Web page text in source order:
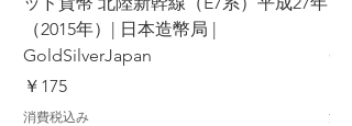
（2015年）| 日本造幣局 |
GoldSilverJapan
価格
￥175
消費税込み 消